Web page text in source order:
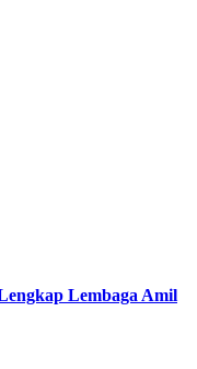
Lembaga Amil